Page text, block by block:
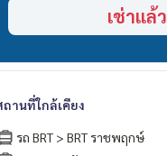
เช่าแล้ว
ถานที่ใกล้เคียง
รถ BRT > BRT ราชพฤกษ์